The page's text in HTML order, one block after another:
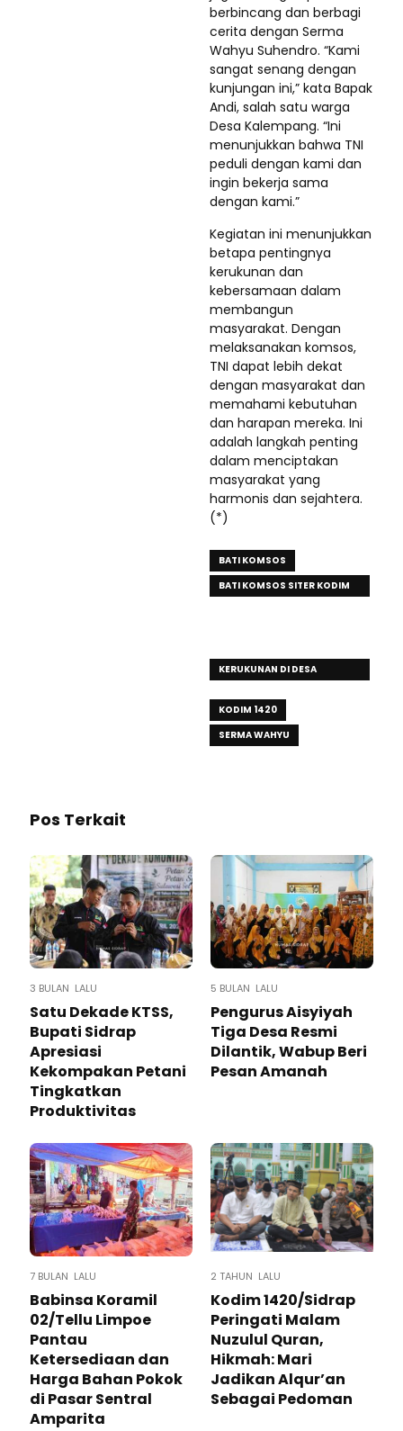
berbincang dan berbagi
cerita dengan Serma
Wahyu Suhendro. “Kami
sangat senang dengan
kunjungan ini,” kata Bapak
Andi, salah satu warga
Desa Kalempang. “Ini
menunjukkan bahwa TNI
peduli dengan kami dan
ingin bekerja sama
dengan kami.”
Kegiatan ini menunjukkan
betapa pentingnya
kerukunan dan
kebersamaan dalam
membangun
masyarakat. Dengan
melaksanakan komsos,
TNI dapat lebih dekat
dengan masyarakat dan
memahami kebutuhan
dan harapan mereka. Ini
adalah langkah penting
dalam menciptakan
masyarakat yang
harmonis dan sejahtera.
(*)
BATI KOMSOS
BATI KOMSOS SITER KODIM
KERUKUNAN DI DESA
KODIM 1420
SERMA WAHYU
Pos Terkait
3 BULAN LALU
Satu Dekade KTSS,
Bupati Sidrap
Apresiasi
Kekompakan Petani
Tingkatkan
Produktivitas
5 BULAN LALU
Pengurus Aisyiyah
Tiga Desa Resmi
Dilantik, Wabup Beri
Pesan Amanah
7 BULAN LALU
Babinsa Koramil
02/Tellu Limpoe
Pantau
Ketersediaan dan
Harga Bahan Pokok
di Pasar Sentral
Amparita
2 TAHUN LALU
Kodim 1420/Sidrap
Peringati Malam
Nuzulul Quran,
Hikmah: Mari
Jadikan Alqur’an
Sebagai Pedoman